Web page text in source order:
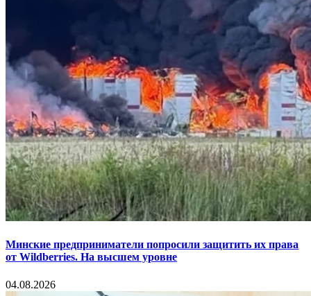
Минские предприниматели попросили защитить их права
от Wildberries. На высшем уровне
04.08.2026